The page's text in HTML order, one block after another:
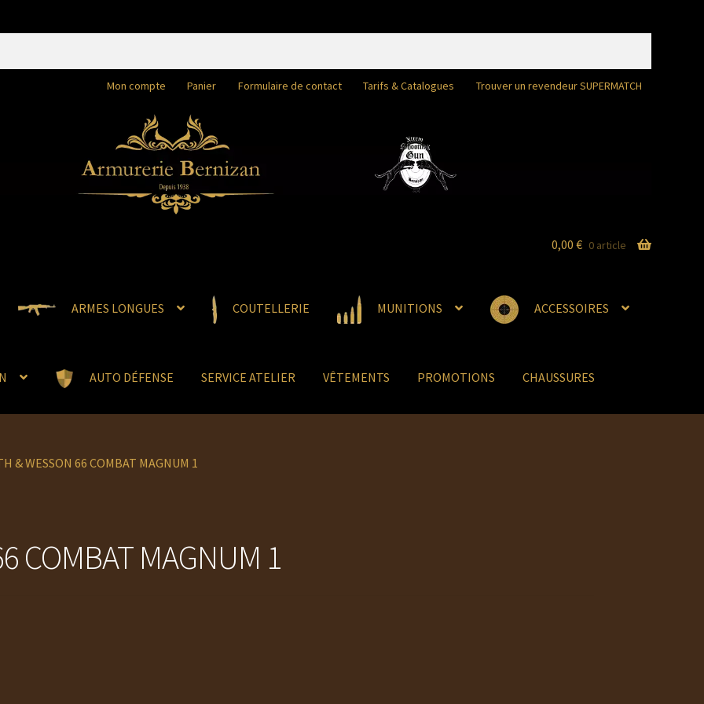
Mon compte Panier Formulaire de contact Tarifs & Catalogues Trouver un revendeur SUPERMATCH
ARMES LONGUES COUTELLERIE MUNITIONS ACCESSOIRES
AUTO DÉFENSE SERVICE ATELIER VÊTEMENTS PROMOTIONS CHAUSSURES
0,00 € 0 article
& WESSON 66 COMBAT MAGNUM 1
COMBAT MAGNUM 1